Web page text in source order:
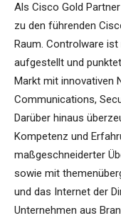
Als Cisco Gold
zu den führenden
Raum. Controlware
aufgestellt und
Markt mit innovativen
Communications,
Darüber hinaus
Kompetenz und
maßgeschneiderter
sowie mit
und das Internet der
Unternehmen aus